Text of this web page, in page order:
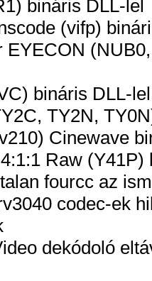
bináris DLL-lel
(vifp)
EYECON
bináris DLL-lel
TY2N,
Cinewave
Raw (Y41P)
fourcc az
codec-ek
dekódoló